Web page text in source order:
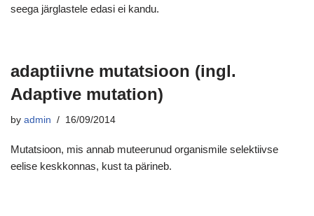
seega järglastele edasi ei kandu.
adaptiivne mutatsioon (ingl.
Adaptive mutation)
by admin 16/09/2014
Mutatsioon, mis annab muteerunud organismile selektiivse
eelise keskkonnas, kust ta pärineb.